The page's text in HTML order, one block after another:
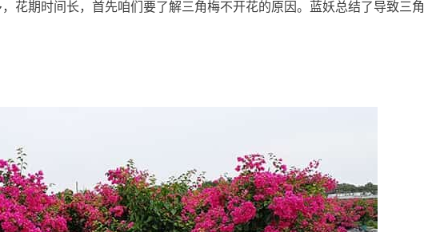
花期时间长，首先咱们要了解三角梅不开花的原因。蓝妖总结了导致三角